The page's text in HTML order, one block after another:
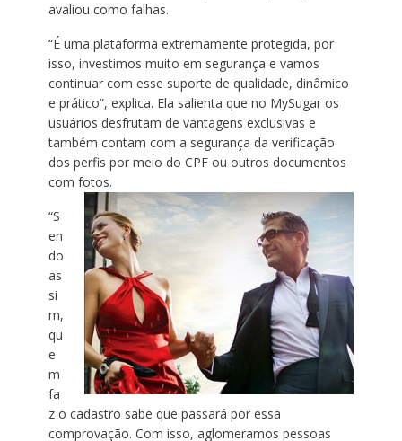
avaliou como falhas.
“É uma plataforma extremamente protegida, por
isso, investimos muito em segurança e vamos
continuar com esse suporte de qualidade, dinâmico
e prático”, explica. Ela salienta que no MySugar os
usuários desfrutam de vantagens exclusivas e
também contam com a segurança da verificação
dos perfis por meio do CPF ou outros documentos
com fotos.
“S
en
do
as
si
m,
qu
e
m
fa
z o cadastro sabe que passará por essa
comprovação. Com isso, aglomeramos pessoas